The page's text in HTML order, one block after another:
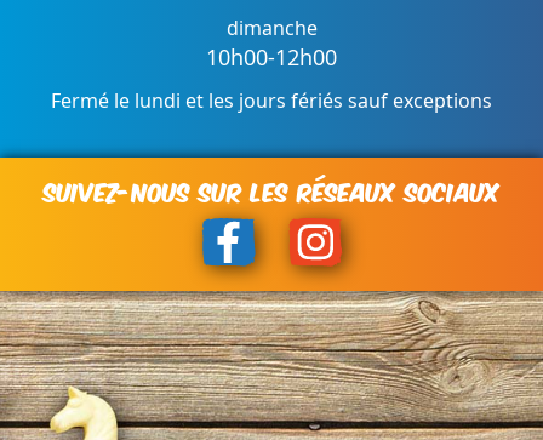
dimanche
10h00-12h00
Fermé le lundi et les jours fériés sauf exceptions
SUIVEZ-NOUS SUR LES RÉSEAUX SOCIAUX